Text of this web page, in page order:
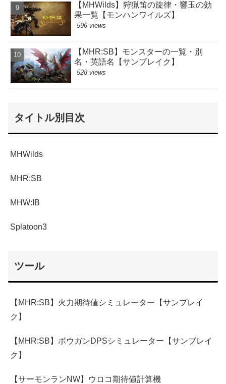
【MHWilds】狩猟笛の旋律・響玉の効
果一覧【モンハンワイルズ】
596 views
【MHR:SB】モンスターの一覧・別
名・英語名【サンブレイク】
528 views
タイトル別目次
MHWilds
MHR:SB
MHW:IB
Splatoon3
ツール
【MHR:SB】火力期待値シミュレーター【サンブレイ
ク】
【MHR:SB】ボウガンDPSシミュレーター【サンブレイ
ク】
【サーモンランNW】ウロコ期待値計算機